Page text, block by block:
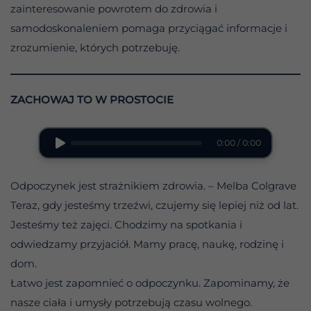
zainteresowanie powrotem do zdrowia i
samodoskonaleniem pomaga przyciągać informacje i
zrozumienie, których potrzebuję.
ZACHOWAJ TO W PROSTOCIE
0:00 / 0:00
Odpoczynek jest strażnikiem zdrowia. – Melba Colgrave
Teraz, gdy jesteśmy trzeźwi, czujemy się lepiej niż od lat.
Jesteśmy też zajęci. Chodzimy na spotkania i
odwiedzamy przyjaciół. Mamy pracę, naukę, rodzinę i
dom.
Łatwo jest zapomnieć o odpoczynku. Zapominamy, że
nasze ciała i umysły potrzebują czasu wolnego.